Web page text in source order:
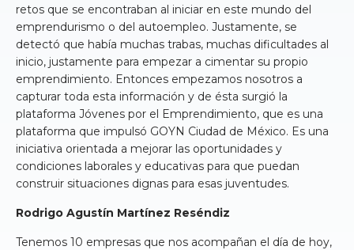
retos que se encontraban al iniciar en este mundo del
emprendurismo o del autoempleo. Justamente, se
detectó que había muchas trabas, muchas dificultades al
inicio, justamente para empezar a cimentar su propio
emprendimiento. Entonces empezamos nosotros a
capturar toda esta información y de ésta surgió la
plataforma Jóvenes por el Emprendimiento, que es una
plataforma que impulsó GOYN Ciudad de México. Es una
iniciativa orientada a mejorar las oportunidades y
condiciones laborales y educativas para que puedan
construir situaciones dignas para esas juventudes.
Rodrigo Agustín Martínez Reséndiz
Tenemos 10 empresas que nos acompañan el día de hoy,